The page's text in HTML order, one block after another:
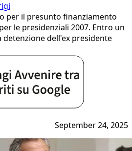
per il presunto finanziamento
le presidenziali 2007. Entro un
detenzione dell'ex presidente
September 24, 2025